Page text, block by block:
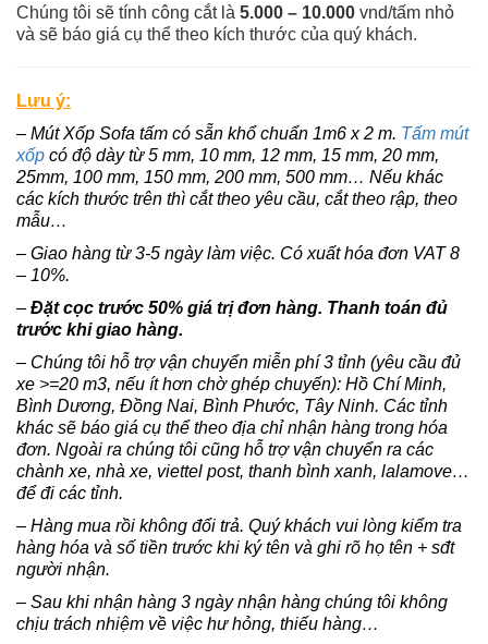
Chúng tôi sẽ tính công cắt là 5.000 – 10.000 vnd/tấm nhỏ
và sẽ báo giá cụ thể theo kích thước của quý khách.
Lưu ý:
– Mút Xốp Sofa tấm có sẵn khổ chuẩn 1m6 x 2 m. Tấm mút
xốp có độ dày từ 5 mm, 10 mm, 12 mm, 15 mm, 20 mm,
25mm, 100 mm, 150 mm, 200 mm, 500 mm… Nếu khác
các kích thước trên thì cắt theo yêu cầu, cắt theo rập, theo
mẫu…
– Giao hàng từ 3-5 ngày làm việc. Có xuất hóa đơn VAT 8
– 10%.
– Đặt cọc trước 50% giá trị đơn hàng. Thanh toán đủ
trước khi giao hàng.
– Chúng tôi hỗ trợ vận chuyển miễn phí 3 tỉnh (yêu cầu đủ
xe >=20 m3, nếu ít hơn chờ ghép chuyến): Hồ Chí Minh,
Bình Dương, Đồng Nai, Bình Phước, Tây Ninh. Các tỉnh
khác sẽ báo giá cụ thể theo địa chỉ nhận hàng trong hóa
đơn. Ngoài ra chúng tôi cũng hỗ trợ vận chuyển ra các
chành xe, nhà xe, viettel post, thanh bình xanh, lalamove…
để đi các tỉnh.
– Hàng mua rồi không đổi trả. Quý khách vui lòng kiểm tra
hàng hóa và số tiền trước khi ký tên và ghi rõ họ tên + sđt
người nhận.
– Sau khi nhận hàng 3 ngày nhận hàng chúng tôi không
chịu trách nhiệm về việc hư hỏng, thiếu hàng…